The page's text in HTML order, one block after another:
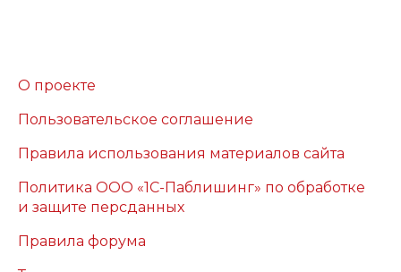
О проекте
Пользовательское соглашение
Правила использования материалов сайта
Политика ООО «1С-Паблишинг» по обработке
и защите персданных
Правила форума